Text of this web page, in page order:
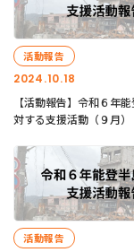
2024.10.18
活動報告
【活動報告】令和６年
対する支援活動（９月）
活動報告